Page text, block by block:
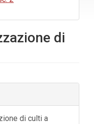
di
di culti a